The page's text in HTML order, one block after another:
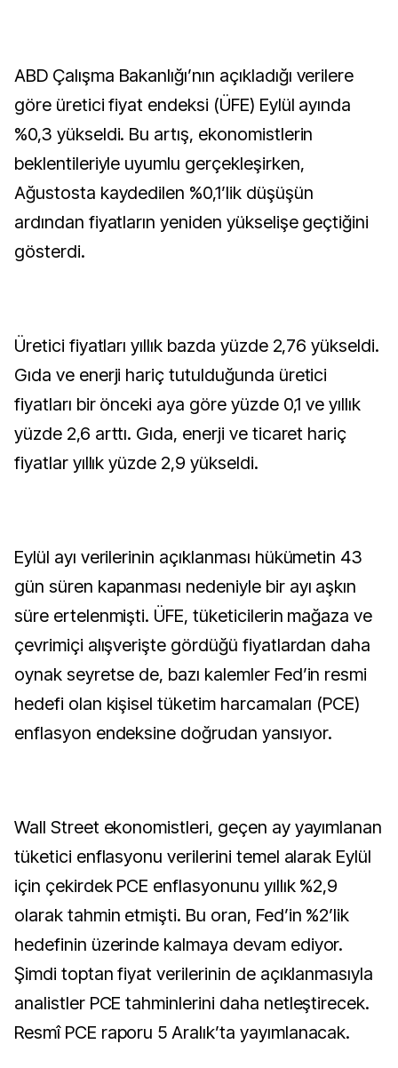
ABD Çalışma Bakanlığı’nın açıkladığı verilere
göre üretici fiyat endeksi (ÜFE) Eylül ayında
%0,3 yükseldi. Bu artış, ekonomistlerin
beklentileriyle uyumlu gerçekleşirken,
Ağustosta kaydedilen %0,1’lik düşüşün
ardından fiyatların yeniden yükselişe geçtiğini
gösterdi.
Üretici fiyatları yıllık bazda yüzde 2,76 yükseldi.
Gıda ve enerji hariç tutulduğunda üretici
fiyatları bir önceki aya göre yüzde 0,1 ve yıllık
yüzde 2,6 arttı. Gıda, enerji ve ticaret hariç
fiyatlar yıllık yüzde 2,9 yükseldi.
Eylül ayı verilerinin açıklanması hükümetin 43
gün süren kapanması nedeniyle bir ayı aşkın
süre ertelenmişti. ÜFE, tüketicilerin mağaza ve
çevrimiçi alışverişte gördüğü fiyatlardan daha
oynak seyretse de, bazı kalemler Fed’in resmi
hedefi olan kişisel tüketim harcamaları (PCE)
enflasyon endeksine doğrudan yansıyor.
Wall Street ekonomistleri, geçen ay yayımlanan
tüketici enflasyonu verilerini temel alarak Eylül
için çekirdek PCE enflasyonunu yıllık %2,9
olarak tahmin etmişti. Bu oran, Fed’in %2’lik
hedefinin üzerinde kalmaya devam ediyor.
Şimdi toptan fiyat verilerinin de açıklanmasıyla
analistler PCE tahminlerini daha netleştirecek.
Resmî PCE raporu 5 Aralık’ta yayımlanacak.